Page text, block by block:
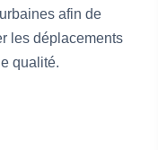
afin de
les déplacements
qualité.